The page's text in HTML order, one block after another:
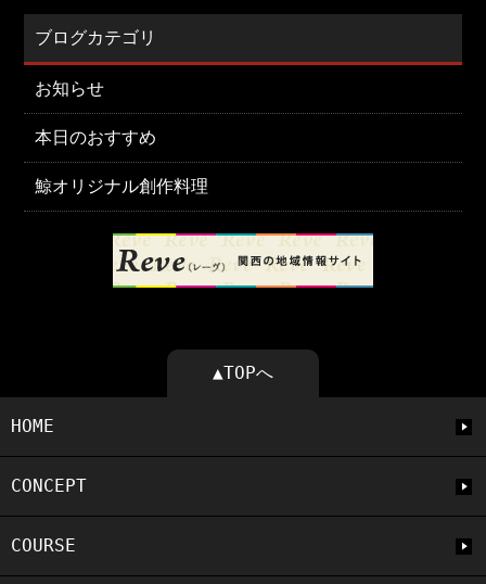
ブログカテゴリ
お知らせ
本日のおすすめ
鯨オリジナル創作料理
▲TOPへ
HOME
CONCEPT
COURSE